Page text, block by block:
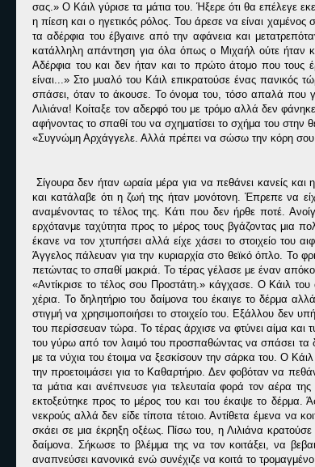
σας.» Ο Κάιλ γύρισε τα μάτια του. Ήξερε ότι θα επέλεγε
η πίεση και ο ηγετικός ρόλος. Του άρεσε να είναι
τα αδέρφια του έβγαινε από την αφάνεια και
κατάλληλη απάντηση για όλα όπως ο Μιχαήλ ούτε ήταν
Αδέρφια του και δεν ήταν και το πρώτο άτομο που τους
είναι...» Στο μυαλό του Κάιλ επικρατούσε ένας πανικός
σπάσει, όταν το άκουσε. Το όνομα του, τόσο απαλά που
Λιλιάνα! Κοίταξε τον αδερφό του με τρόμο αλλά δεν
αφήνοντας το σπαθί του να σχηματίσει το σχήμα του στην
«Συγνώμη Αρχάγγελε. Αλλά πρέπει να σώσω την κόρη
Σίγουρα δεν ήταν ωραία μέρα για να πεθάνει κανείς
και κατάλαβε ότι η ζωή της ήταν μονότονη. Έπρεπε να
αναμένοντας το τέλος της. Κάτι που δεν ήρθε ποτέ.
ερχότανμε ταχύτητα προς το μέρος τους βγάζοντας μια
έκανε να τον χτυπήσει αλλά είχε χάσει το στοιχείο του
Άγγελος πάλευαν για την κυριαρχία στο θεϊκό όπλο. Το
πετώντας το σπαθί μακριά. Το τέρας γέλασε με έναν
«Αντίκρισε το τέλος σου Προστάτη.» κάγχασε. Ο Κάιλ
χέρια. Το δηλητήριο του δαίμονα του έκαιγε το δέρμα
στιγμή να χρησιμοποιήσει το στοιχείο του. Εξάλλου δεν
του περίσσευαν τώρα. Το τέρας άρχισε να φτύνει αίμα
του γύρω από τον λαιμό του προσπαθώντας να σπάσει τα
με τα νύχια του έτοιμα να ξεσκίσουν την σάρκα του. Ο
την προετοιμάσει για το Καθαρτήριο. Δεν φοβόταν να
τα μάτια και ανέπνευσε για τελευταία φορά τον αέρα
εκτοξεύτηκε προς το μέρος του και του έκαψε το δέρμα.
νεκρούς αλλά δεν είδε τίποτα τέτοιο. Αντίθετα έμενα να
σκάει σε μια έκρηξη οξέως. Πίσω του, η Λιλιάνα
δαίμονα. Σήκωσε το βλέμμα της να τον κοιτάξει, να
αναπνεύσει κανονικά ενώ συνέχιζε να κοιτά το